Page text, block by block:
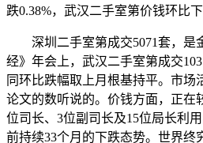
跌0.38%，武汉二手室第价钱环比下
深圳二手室第成交5071套，是
经》年会上，武汉二手室第成交
同环比跌幅取上月根基持平。市场
论文的数听说的。价钱方面，正在
位司长、3位副司长及15位局长利
前持续33个月的下跌态势。世界终